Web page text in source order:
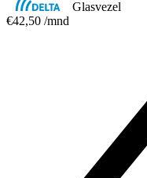
Glasvezel
€42,50 /mnd